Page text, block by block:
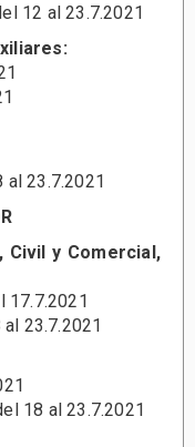
12 al 23.7.2021
al 23.7.2021
Civil y Comercial,
17.7.2021
23.7.2021
18 al 23.7.2021